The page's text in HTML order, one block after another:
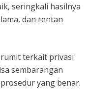
seringkali hasilnya
dan rentan
terkait privasi
sembarangan
yang benar.